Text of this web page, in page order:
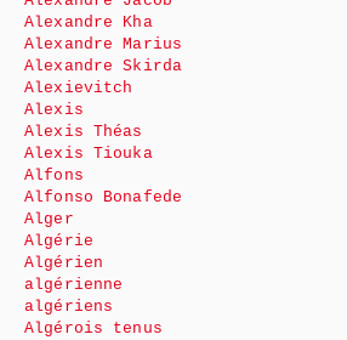
Alexandre Kha
Alexandre Marius
Alexandre Skirda
Alexievitch
Alexis
Alexis Théas
Alexis Tiouka
Alfons
Alfonso Bonafede
Alger
Algérie
Algérien
algérienne
algériens
Algérois tenus